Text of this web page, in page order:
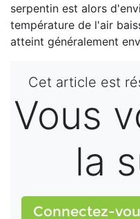
serpentin est alors
température de l'air
atteint généralement
Cet article est
Vous
la
Connectez-